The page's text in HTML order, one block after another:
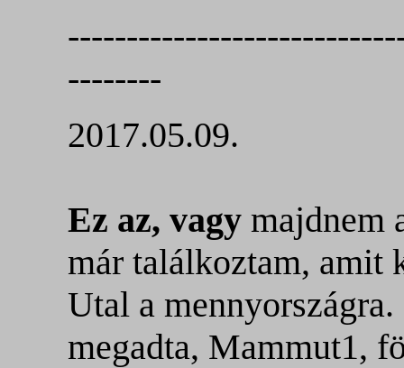
--------
2017.05.09.
Ez az, vagymajdnem
már találkoztam, amit
Utal a
megadta, Mammut1,